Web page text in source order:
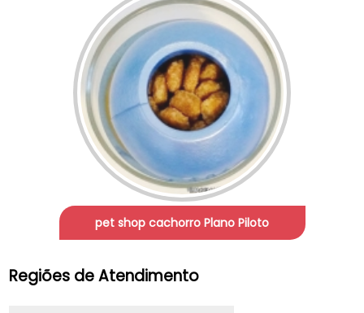
pet shop cachorro Plano Piloto
Regiões de Atendimento